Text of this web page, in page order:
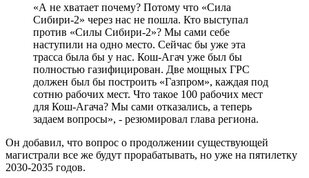
«А не хватает почему? Потому что «Сила
Сибири-2» через нас не пошла. Кто выступал
против «Силы Сибири-2»? Мы сами себе
наступили на одно место. Сейчас бы уже эта
трасса была бы у нас. Кош-Агач уже был бы
полностью газифицирован. Две мощных ГРС
должен был бы построить «Газпром», каждая под
сотню рабочих мест. Что такое 100 рабочих мест
для Кош-Агача? Мы сами отказались, а теперь
задаем вопросы», - резюмировал глава региона.
Он добавил, что вопрос о продолжении существующей
магистрали все же будут прорабатывать, но уже на пятилетку
2030-2035 годов.